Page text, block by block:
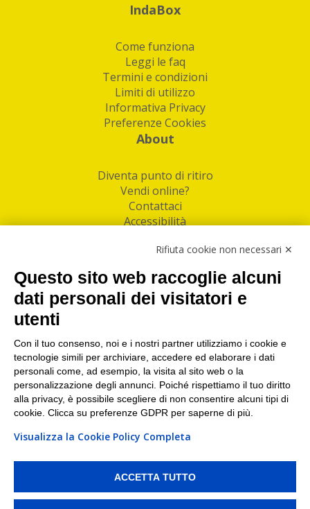
IndaBox
Come funziona
Leggi le faq
Termini e condizioni
Limiti di utilizzo
Informativa Privacy
Preferenze Cookies
About
Diventa punto di ritiro
Vendi online?
Contattaci
Accessibilità
Facebook
Linkedin
I nostri punti di ritiro e spedizione pacchi nelle
maggiori città italiane
Torino|Milano|Roma|Bologna|Firenze| Genova
Napoli|Varese
PI/CF/N°Iscr.: 10821360012 | REA: RM 1494760 | Cap.Soc.: 50.000€ |
Whistleblowing|Privacy |Preferenze Cookies
ritirare i tuoi acquisti online e spedire i tuoi pacchi.
Rifiuta cookie non necessari ✕
Questo sito web raccoglie alcuni
dati personali dei visitatori e
utenti
Con il tuo consenso, noi e i nostri partner utilizziamo i cookie e
tecnologie simili per archiviare, accedere ed elaborare i dati
personali come, ad esempio, la visita al sito web o la
personalizzazione degli annunci. Poiché rispettiamo il tuo diritto
alla privacy, è possibile scegliere di non consentire alcuni tipi di
cookie. Clicca su preferenze GDPR per saperne di più.
Visualizza la Cookie Policy Completa
ACCETTA TUTTO